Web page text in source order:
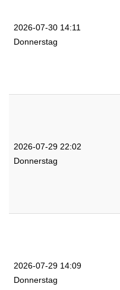
2026-07-30 14:11
Donnerstag
2026-07-29 22:02
Donnerstag
2026-07-29 14:09
Donnerstag